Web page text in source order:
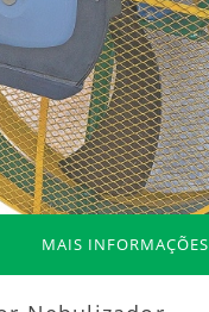
MAIS INFORMAÇÕES